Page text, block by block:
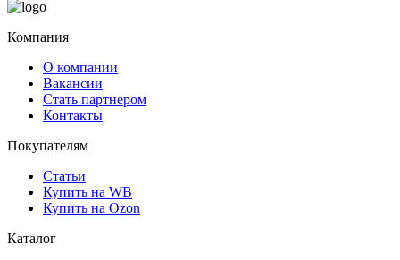
Компания
О компании
Вакансии
Стать партнером
Контакты
Покупателям
Статьи
Купить на WB
Купить на Ozon
Каталог